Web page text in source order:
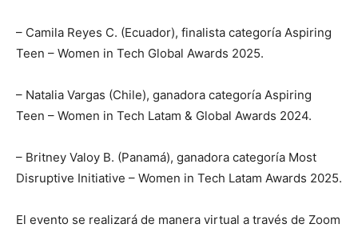
– Camila Reyes C. (Ecuador), finalista categoría Aspiring
Teen – Women in Tech Global Awards 2025.
– Natalia Vargas (Chile), ganadora categoría Aspiring
Teen – Women in Tech Latam & Global Awards 2024.
– Britney Valoy B. (Panamá), ganadora categoría Most
Disruptive Initiative – Women in Tech Latam Awards 2025.
El evento se realizará de manera virtual a través de Zoom